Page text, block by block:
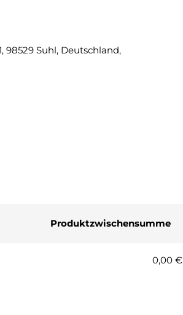
98529 Suhl, Deutschland,
Produktzwischensumme
0,00 €